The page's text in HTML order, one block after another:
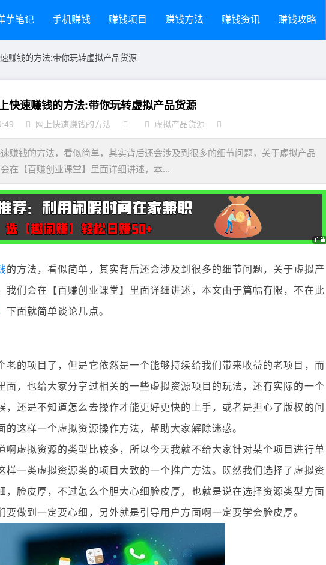
芋笔记 手机赚钱 赚钱项目 赚钱方法 赚钱资讯 赚钱攻略
赚钱的方法:带你玩转虚拟产品货源
快速赚钱的方法:带你玩转虚拟产品货源
网上快速赚钱的方法 虚拟产品货源
钱的方法，看似简单，其实背后还会涉及到很多的细节问题，关于虚拟产品
在【百赚创业课堂】里面详细讲述，本...
的方法，看似简单，其实背后还会涉及到很多的细节问题，关于虚拟产
我们会在【百赚创业课堂】里面详细讲述，本文由于篇幅有限，不在此
下面就简单谈论几点。
的项目了，但是它依然是一个能够持续给我们带来收益的老项目，而
面，也给大家分享过相关的一些虚拟资源项目的玩法，还有实际的一个
还是不知道怎么去操作才能更好更快的上手，或者是担心了版权的问
这样一个虚拟资源操作方法，帮助大家解除迷惑。
虚拟资源的类型比较多，所以今天我就不给大家针对某个项目进行单
样一类虚拟资源类的项目大致的一个推广方法。既然我们选择了虚拟资
，脸皮厚，不过怎么个胆大心细脸皮厚，也就是说在选择资源类型方面
做到一定要心细，另外就是引导用户方面啊一定要学会脸皮厚。